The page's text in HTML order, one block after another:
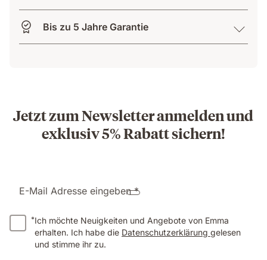
Bis zu 5 Jahre Garantie
Jetzt zum Newsletter anmelden und
exklusiv 5% Rabatt sichern!
E-Mail Adresse eingeben *
*Ich möchte Neuigkeiten und Angebote von Emma
erhalten. Ich habe die Datenschutzerklärung gelesen
und stimme ihr zu.